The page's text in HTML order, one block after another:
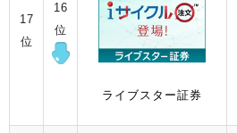
17
位
16
位
ライブスター証券